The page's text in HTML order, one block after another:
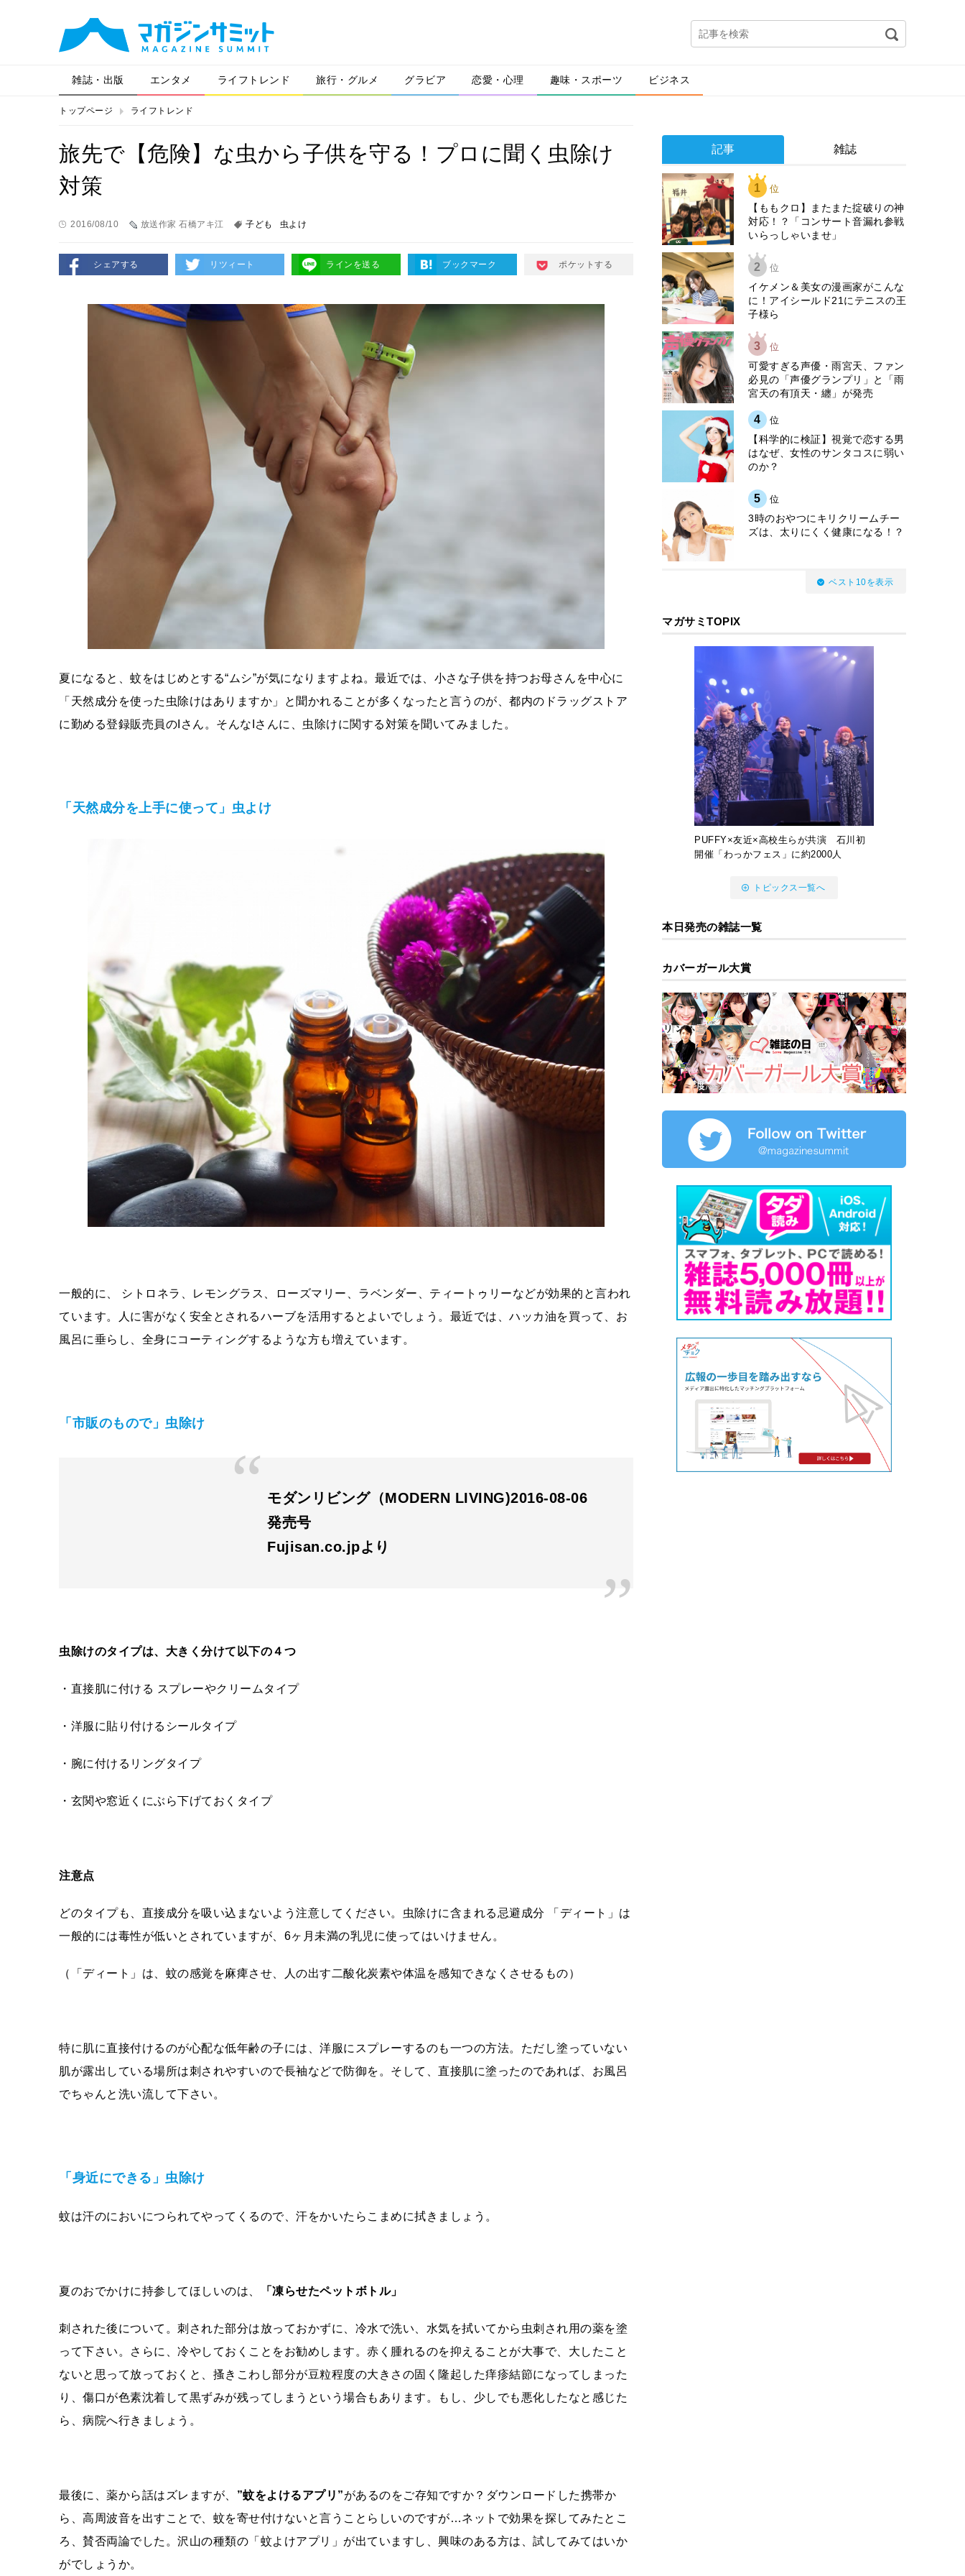
雑誌・出版 エンタメ ライフトレンド 旅行・グルメ グラビア 恋愛・心理 趣味・スポーツ ビジネス
トップページ ライフトレンド
旅先で【危険】な虫から子供を守る！プロに聞く虫除け
対策
2016/08/10 放送作家 石橋アキ江 子ども 虫よけ
シェアする リツィート ラインを送る ブックマーク ポケットする
夏になると、蚊をはじめとする“ムシ”が気になりますよね。最近では、小さな子供を持つお母さんを中心に
「天然成分を使った 虫除けはありますか」と聞かれることが多くなったと言うのが、都内のドラッグストア
に勤める登録販売員のIさん。そんなIさんに、 虫除けに関する対策を聞いてみました。
「天然成分を上手に使って」虫よけ
一般的に、 シトロネラ、レモングラス、ローズマリー、ラベンダー、ティートゥリーなどが効果的と言われ
ています。人に害がなく安全とされるハーブを活用するとよいでしょう。最近では、ハッカ油を買って、お
風呂に垂らし、全身にコーティングするような方も増えています。
「市販のもので」 虫除け
モダンリビング（MODERN LIVING)2016-08-06
発売号
Fujisan.co.jpより
虫除けのタイプは、大きく分けて以下の４つ
・直接肌に付ける スプレーやクリームタイプ
・洋服に貼り付けるシールタイプ
・腕に付けるリングタイプ
・玄関や窓近くにぶら下げておくタイプ
注意点
どのタイプも、直接成分を吸い込まないよう注意してください。虫除けに含まれる忌避成分 「ディート」は
一般的には毒性が低いとされていますが、6ヶ月未満の乳児に使ってはいけません。
（「ディート」は、蚊の感覚を麻痺させ、人の出す二酸化炭素や体温を感知できなくさせるもの）
特に肌に直接付けるのが心配な低年齢の子には、洋服にスプレーするのも一つの方法。ただし塗っていない
肌が露出している場所は刺されやすいので長袖などで防御を。そして、直接肌に塗ったのであれば、お風呂
でちゃんと洗い流して下さい。
「身近にできる」 虫除け
蚊は汗のにおいにつられてやってくるので、汗をかいたらこまめに拭きましょう。
夏のおでかけに持参してほしいのは、 「凍らせたペットボトル」
刺された後について。刺された部分は放っておかずに、冷水で洗い、水気を拭いてから虫刺され用の薬を塗
って下さい。さらに、冷やしておくことをお勧めします。赤く腫れるのを抑えることが大事で、大したこと
ないと思って放っておくと、搔きこわし部分が豆粒程度の大きさの固く隆起した痒疹結節になってしまった
り、傷口が色素沈着して黒ずみが残ってしまうという場合もあります。もし、少しでも悪化したなと感じた
ら、病院へ行きましょう。
最後に、薬から話はズレますが、 ”蚊をよけるアプリ”があるのをご存知ですか？ダウンロードした携帯か
ら、高周波音を出すことで、蚊を寄せ付けないと言うことらしいのですが…ネットで効果を探してみたとこ
ろ、賛否両論でした。沢山の種類の「蚊よけアプリ」が出ていますし、興味のある方は、試してみてはいか
がでしょうか。
記事 雑誌
1 位
【ももクロ】またまた掟破りの神
対応！？「コンサート音漏れ参戦
いらっしゃいませ」
2 位
イケメン＆美女の漫画家がこんな
に！アイシールド21にテニスの王
子様ら
3 位
可愛すぎる声優・雨宮天、ファン
必見の「声優グランプリ」と「雨
宮天の有頂天・纏」が発売
4 位
【科学的に検証】視覚で恋する男
はなぜ、女性のサンタコスに弱い
のか？
5 位
3時のおやつにキリクリームチー
ズは、太りにくく健康になる！？
ベスト10を表示
マガサミTOPIX
PUFFY×友近×高校生らが共演 石川初
開催「わっかフェス」に約2000人
トピックス一覧へ
本日発売の雑誌一覧
カバーガール大賞